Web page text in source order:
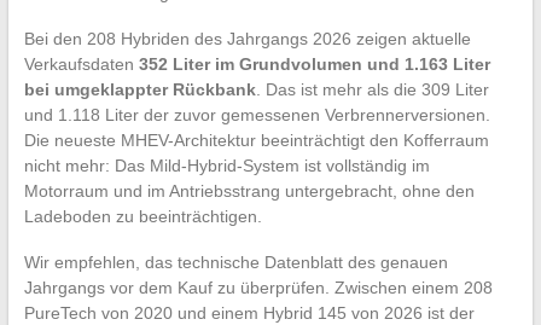
Bei den 208 Hybriden des Jahrgangs 2026 zeigen aktuelle
Verkaufsdaten 352 Liter im Grundvolumen und 1.163 Liter
bei umgeklappter Rückbank. Das ist mehr als die 309 Liter
und 1.118 Liter der zuvor gemessenen Verbrennerversionen.
Die neueste MHEV-Architektur beeinträchtigt den Kofferraum
nicht mehr: Das Mild-Hybrid-System ist vollständig im
Motorraum und im Antriebsstrang untergebracht, ohne den
Ladeboden zu beeinträchtigen.
Wir empfehlen, das technische Datenblatt des genauen
Jahrgangs vor dem Kauf zu überprüfen. Zwischen einem 208
PureTech von 2020 und einem Hybrid 145 von 2026 ist der